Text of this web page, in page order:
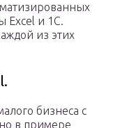
Excel и 1С.
из этих
бизнеса с
в примере